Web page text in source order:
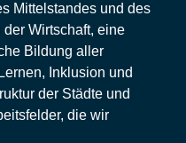
Mittelstandes und des
Wirtschaft, eine
Bildung aller
Inklusion und
der Städte und
die wir